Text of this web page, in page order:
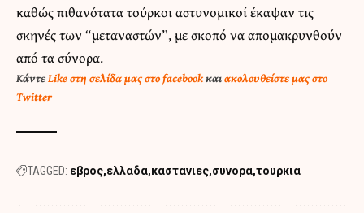
καθώς πιθανότατα τούρκοι αστυνομικοί έκαψαν τις
σκηνές των “μεταναστών”, με σκοπό να απομακρυνθούν
από τα σύνορα.
ΚάντεLike στη σελίδα μας στο facebookκαιακολουθείστε μας στο
Twitter
TAGGED: εβρος ελλαδα καστανιες συνορα τουρκια